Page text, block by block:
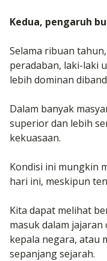
Kedua, pengaruh
Selama ribuan
peradaban, laki-laki
lebih dominan
Dalam banyak
superior dan lebih
kekuasaan.
Kondisi ini mungkin
hari ini, meskipun
Kita dapat melihat
masuk dalam
kepala negara, atau
sepanjang sejarah.